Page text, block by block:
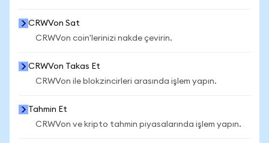
CRWVon Sat
CRWVon coin'lerinizi nakde çevirin.
CRWVon Takas Et
CRWVon ile blokzincirleri arasında işlem yapın.
Tahmin Et
CRWVon ve kripto tahmin piyasalarında işlem yapın.